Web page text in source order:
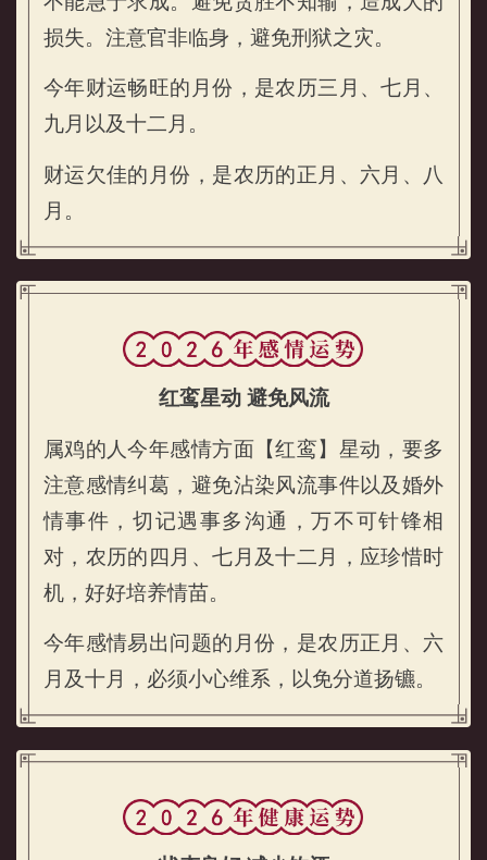
属鸡的人2026年财运运势
损失。注意官非临身，避免刑狱之灾。
今年财运畅旺的月份，是农历三月、七月、
九月以及十二月。
财运欠佳的月份，是农历的正月、六月、八
月。
属鸡的人2026年感情运势
红鸾星动 避免风流
属鸡的人今年感情方面【红鸾】星动，要多
注意感情纠葛，避免沾染风流事件以及婚外
情事件，切记遇事多沟通，万不可针锋相
对，农历的四月、七月及十二月，应珍惜时
机，好好培养情苗。
今年感情易出问题的月份，是农历正月、六
月及十月，必须小心维系，以免分道扬镳。